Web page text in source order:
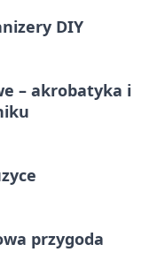
DIY
– akrobatyka i
przygoda